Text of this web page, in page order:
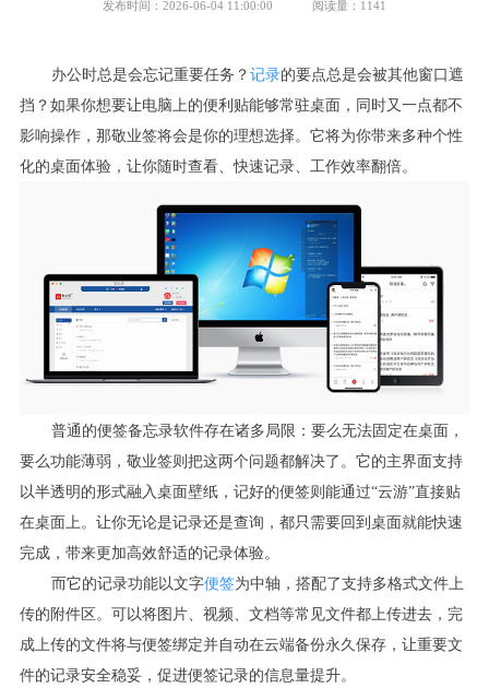
发布时间：2026-06-04 11:00:00 阅读量：1141
办公时总是会忘记重要任务？记录的要点总是会被其他窗口遮
挡？如果你想要让电脑上的便利贴能够常驻桌面，同时又一点都不
影响操作，那敬业签将会是你的理想选择。它将为你带来多种个性
化的桌面体验，让你随时查看、快速记录、工作效率翻倍。
普通的便签备忘录软件存在诸多局限：要么无法固定在桌面，
要么功能薄弱，敬业签则把这两个问题都解决了。它的主界面支持
以半透明的形式融入桌面壁纸，记好的便签则能通过“云游”直接贴
在桌面上。让你无论是记录还是查询，都只需要回到桌面就能快速
完成，带来更加高效舒适的记录体验。
而它的记录功能以文字便签为中轴，搭配了支持多格式文件上
传的附件区。可以将图片、视频、文档等常见文件都上传进去，完
成上传的文件将与便签绑定并自动在云端备份永久保存，让重要文
件的记录安全稳妥，促进便签记录的信息量提升。